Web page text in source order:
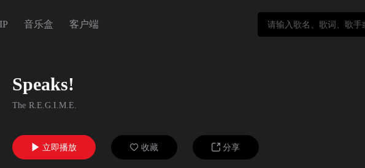
音乐盒 客户端
Speaks!
The R.E.G.I.M.E.
 立即播放  收藏  分享